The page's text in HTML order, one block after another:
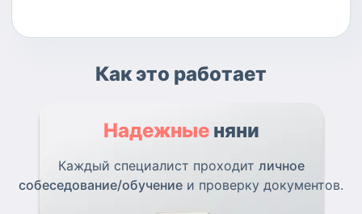
Как это работает
Надежные няни
Каждый специалист проходит личное
собеседование/обучение и проверку документов.